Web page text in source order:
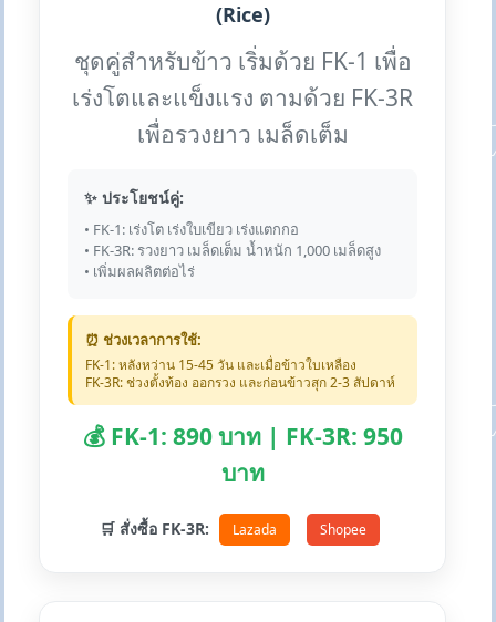
(Rice)
ชุดคู่สำหรับข้าว เริ่มด้วย FK-1 เพื่อ
เร่งโตและแข็งแรง ตามด้วย FK-3R
เพื่อรวงยาว เมล็ดเต็ม
✨ ประโยชน์คู่:
• FK-1: เร่งโต เร่งใบเขียว เร่งแตกกอ
• FK-3R: รวงยาว เมล็ดเต็ม น้ำหนัก 1,000 เมล็ดสูง
• เพิ่มผลผลิตต่อไร่
⏰ ช่วงเวลาการใช้:
FK-1: หลังหว่าน 15-45 วัน และเมื่อข้าวใบเหลือง
FK-3R: ช่วงตั้งท้อง ออกรวง และก่อนข้าวสุก 2-3 สัปดาห์
💰 FK-1: 890 บาท | FK-3R: 950
บาท
🛒 สั่งซื้อ FK-3R: Lazada Shopee